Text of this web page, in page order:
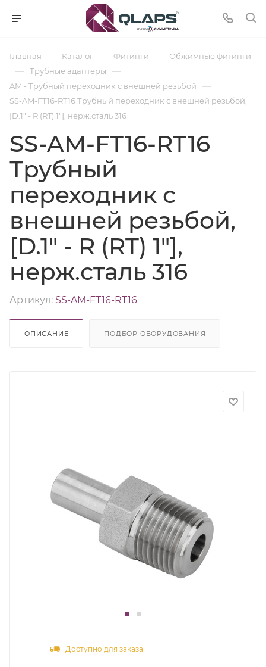
Главная — Каталог — Фитинги — Обжимные фитинги
— Трубные адаптеры —
AM - Трубный переходник с внешней резьбой —
SS-AM-FT16-RT16 Трубный переходник с внешней резьбой,
[D.1" - R (RT) 1"], нерж.сталь 316
SS-AM-FT16-RT16
Трубный
переходник с
внешней резьбой,
[D.1" - R (RT) 1"],
нерж.сталь 316
Артикул: SS-AM-FT16-RT16
ОПИСАНИЕ ПОДБОР ОБОРУДОВАНИЯ
Доступно для заказа